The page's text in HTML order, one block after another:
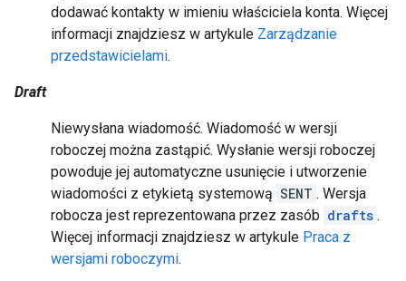
dodawać kontakty w imieniu właściciela konta. Więcej
informacji znajdziesz w artykule Zarządzanie
przedstawicielami.
Draft
Niewysłana wiadomość. Wiadomość w wersji
roboczej można zastąpić. Wysłanie wersji roboczej
powoduje jej automatyczne usunięcie i utworzenie
wiadomości z etykietą systemową SENT . Wersja
robocza jest reprezentowana przez zasób drafts .
Więcej informacji znajdziesz w artykule Praca z
wersjami roboczymi.